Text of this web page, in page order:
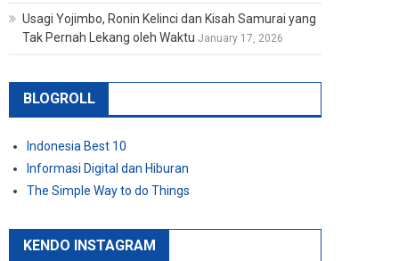
Usagi Yojimbo, Ronin Kelinci dan Kisah Samurai yang
Tak Pernah Lekang oleh Waktu January 17, 2026
BLOGROLL
Indonesia Best 10
Informasi Digital dan Hiburan
The Simple Way to do Things
KENDO INSTAGRAM